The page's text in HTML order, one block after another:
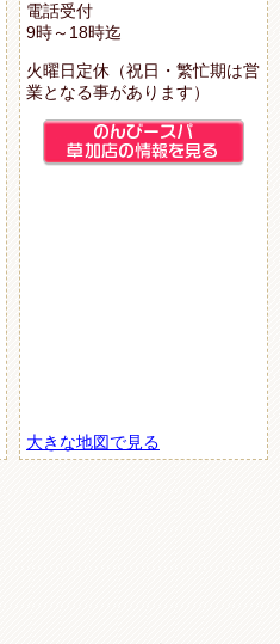
電話受付
9時～18時迄
火曜日定休（祝日・繁忙期は営
業となる事があります）
大きな地図で見る